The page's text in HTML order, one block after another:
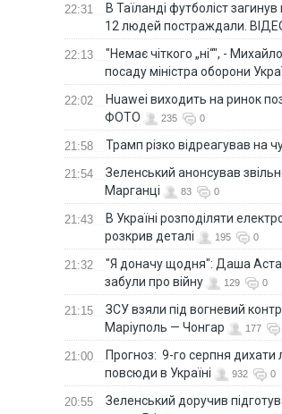
22:31
В Таїланді футболіст
12 людей постраждали.
22:13
"Немає чіткого „ні“", -
посаду міністра оборони
22:02
Huawei виходить на ринок
ФОТО
235 0
21:58 Трамп різко відреагував на
21:54
Зеленський анонсував
Марганці
83 0
21:43
В Україні розподіляти
розкрив деталі
195 0
21:32
"Я доначу щодня": Даша
забули про війну
129 0
21:15
ЗСУ взяли під вогневий
Маріуполь — Чонгар
177
21:00
Прогноз: 9-го серпня
повсюди в Україні
932 0
20:55
Зеленський доручив